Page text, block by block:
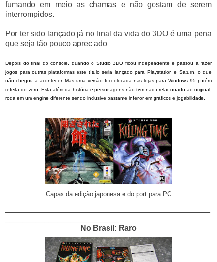
fumando em meio as chamas e não gostam de serem
interrompidos.
Por ter sido lançado já no final da vida do 3DO é uma pena
que seja tão pouco apreciado.
Depois do final do console, quando o Studio 3DO ficou independente e passou a fazer
jogos para outras plataformas este título seria lançado para Playstation e Saturn, o que
não chegou a acontecer. Mas uma versão foi colocada nas lojas para Windows 95 porém
refeita do zero. Esta além da história e personagens não tem nada relacionado ao original,
roda em um engine diferente sendo inclusive bastante inferior em gráficos e jogabilidade.
Capas da edição japonesa e do port para PC
No Brasil: Raro